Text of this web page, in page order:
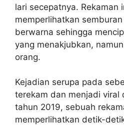
lari secepatnya. Rekaman
memperlihatkan
berwarna sehingga
yang menakjubkan,
orang.
Kejadian serupa pada
terekam dan menjadi viral
tahun 2019, sebuah
memperlihatkan detik-